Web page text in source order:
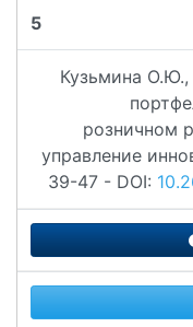
5
Кузьмина
розничном
управление
39-47 - DOI: